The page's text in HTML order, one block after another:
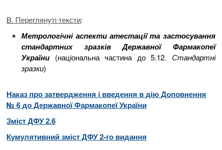
B. Переглянуті тексти:
Метрологічні аспекти атестації та застосування
стандартних зразків Державної Фармакопеї
України (національна частина до 5.12. Стандартні
зразки)
Наказ про затвердження і введення в дію Доповнення
№ 6 до Державної Фармакопеї України
Зміст ДФУ 2.6
Кумулятивний зміст ДФУ 2-го видання